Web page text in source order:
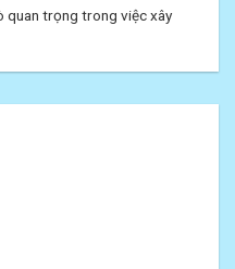
quan trọng trong việc xây